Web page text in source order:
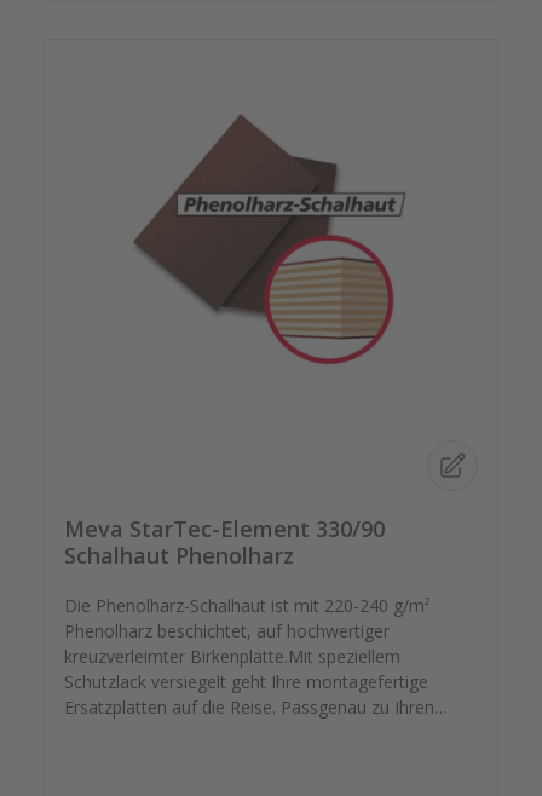
Meva StarTec-Element 330/90
Schalhaut Phenolharz
Die Phenolharz-Schalhaut ist mit 220-240 g/m²
Phenolharz beschichtet, auf hochwertiger
kreuzverleimter Birkenplatte.Mit speziellem
Schutzlack versiegelt geht Ihre montagefertige
Ersatzplatten auf die Reise. Passgenau zu Ihren